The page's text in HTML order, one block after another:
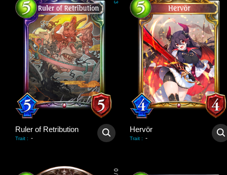
3
Ruler of Retribution
Trait : -
Hervör
Trait : -
0
/